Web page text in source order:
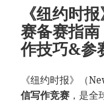
《纽约时
赛备赛指
作技巧&参
《纽约时报》（
信写作竞赛 ，是